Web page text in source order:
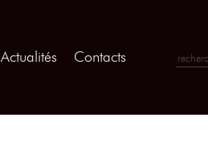
Actualités Contacts